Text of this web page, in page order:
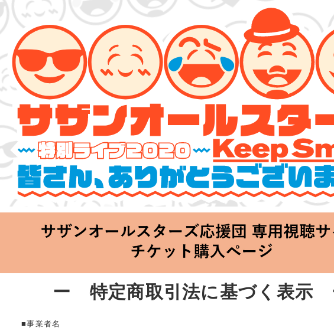
サザンオールスターズ 特別ライブ 2020
「Keep Smilin’～皆さん、ありがとうございます!!～」
2020.06.25 Thu 20:00 Start at 横浜アリーナ
ー 特定商取引法に基づく表示
■事業者名